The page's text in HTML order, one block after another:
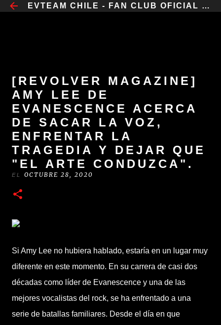
IR AL CONTENIDO PRINCIPAL
​EVTEAM CHILE - FAN CLUB OFICIAL CHILE
[REVOLVER MAGAZINE]
AMY LEE DE
EVANESCENCE ACERCA
DE SACAR LA VOZ,
ENFRENTAR LA
TRAGEDIA Y DEJAR QUE
"EL ARTE CONDUZCA".
EL OCTUBRE 28, 2020
Si Amy Lee no hubiera hablado, estaría en un lugar muy
diferente en este momento. En su carrera de casi dos
décadas como líder de Evanescence y una de las
mejores vocalistas del rock, se ha enfrentado a una
serie de batallas familiares. Desde el día en que